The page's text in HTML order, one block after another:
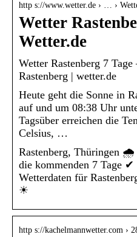
http s://www.wetter.de › … ›
Wetter
Wetter.de
Wetter Rastenberg 7
Rastenberg | wetter.de
Heute geht die Sonne in
auf und um 08:38 Uhr
Tagsüber erreichen die
Celsius, …
Rastenberg, Thüringen
die kommenden 7 Tage
Wetterdaten für
☀
http s://kachelmannwetter.com ›